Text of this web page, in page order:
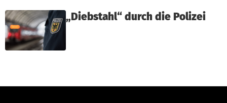
„Diebstahl“ durch die Polizei